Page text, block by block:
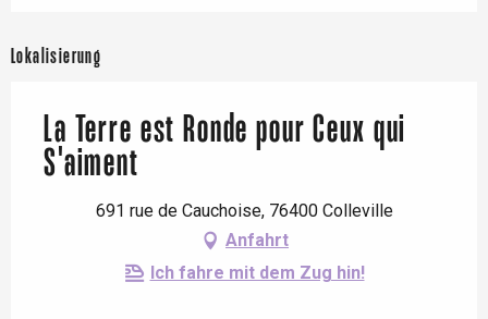
Lokalisierung
La Terre est Ronde pour Ceux qui
S'aiment
691 rue de Cauchoise, 76400 Colleville
Anfahrt
Ich fahre mit dem Zug hin!